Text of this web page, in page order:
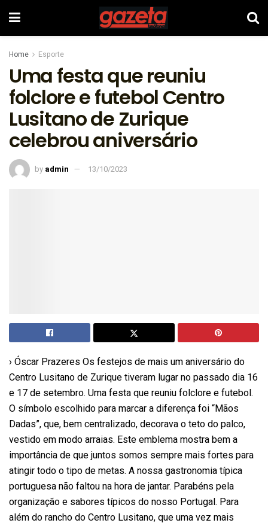
Home Esporte
Uma festa que reuniu
folclore e futebol Centro
Lusitano de Zurique
celebrou aniversário
by admin 13/10/2023
› Óscar Prazeres Os festejos de mais um aniversário do
Centro Lusitano de Zurique tiveram lugar no passado dia 16
e 17 de setembro. Uma festa que reuniu folclore e futebol.
O símbolo escolhido para marcar a diferença foi “Mãos
Dadas”, que, bem centralizado, decorava o teto do palco,
vestido em modo arraias. Este emblema mostra bem a
importância de que juntos somos sempre mais fortes para
atingir todo o tipo de metas. A nossa gastronomia típica
portuguesa não faltou na hora de jantar. Parabéns pela
organização e sabores típicos do nosso Portugal. Para
além do rancho do Centro Lusitano, que uma vez mais